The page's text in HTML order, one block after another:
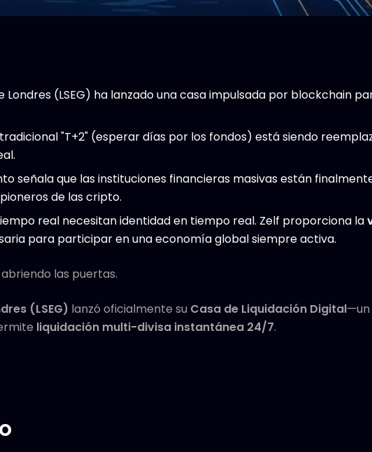
Londres (LSEG) ha lanzado una casa impulsada por blockchain
"T+2" (esperar días por los fondos) está siendo
señala que las instituciones financieras masivas están
de las cripto.
real necesitan identidad en tiempo real. Zelf proporciona la
para participar en una economía global siempre activa.
las puertas.
(LSEG) lanzó oficialmente su Casa de Liquidación Digital—un
liquidación multi-divisa instantánea 24/7.